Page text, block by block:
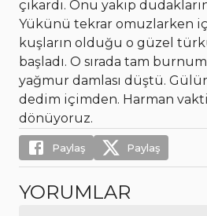
çıkardı. Onu yakıp
Yükünü tekrar omuzlarken
kuşların olduğu o güzel
başladı. O sırada tam
yağmur damlası düştü.
dedim içimden. Harman
dönüyoruz.
Paylaş Paylaş
YORUMLAR